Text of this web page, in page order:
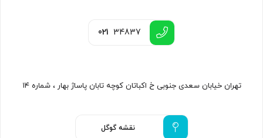
021 34837
تهران خیابان سعدی جنوبی خ اکباتان کوچه تابان پاساژ بهار ، شماره ۱۴
نقشه گوگل